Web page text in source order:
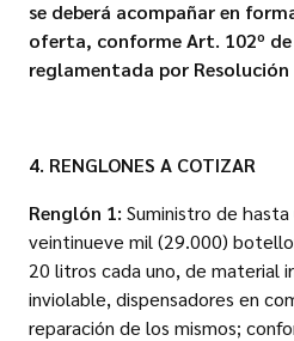
se deberá acompañar en
oferta, conforme Art. 102º de
reglamentada por Resolución
4. RENGLONES A COTIZAR
Renglón 1: Suministro de
veintinueve mil (29.000)
20 litros cada uno, de material
inviolable, dispensadores en
reparación de los mismos;